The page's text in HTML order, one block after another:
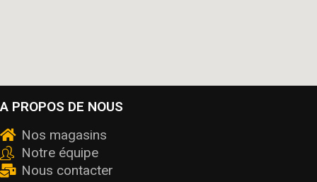
A PROPOS DE NOUS
Nos magasins
Notre équipe
Nous contacter